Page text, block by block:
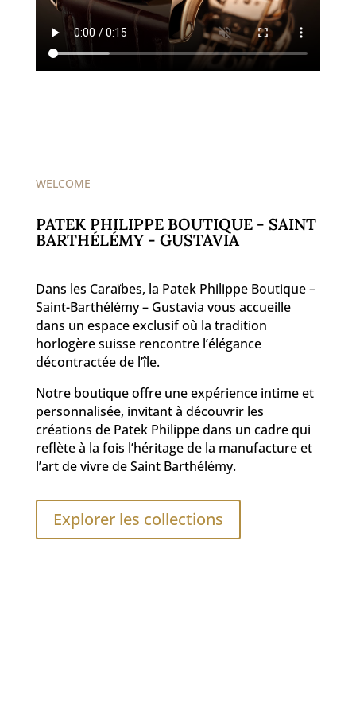
WELCOME
PATEK PHILIPPE BOUTIQUE - SAINT
BARTHÉLÉMY - GUSTAVIA
Dans les Caraïbes, la Patek Philippe Boutique –
Saint-Barthélémy – Gustavia vous accueille
dans un espace exclusif où la tradition
horlogère suisse rencontre l’élégance
décontractée de l’île.
Notre boutique offre une expérience intime et
personnalisée, invitant à découvrir les
créations de Patek Philippe dans un cadre qui
reflète à la fois l’héritage de la manufacture et
l’art de vivre de Saint Barthélémy.
Explorer les collections